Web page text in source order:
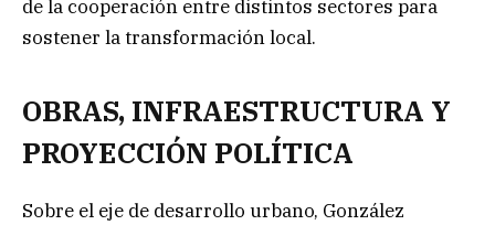
de la cooperación entre distintos sectores para
sostener la transformación local.
OBRAS, INFRAESTRUCTURA Y
PROYECCIÓN POLÍTICA
Sobre el eje de desarrollo urbano, González